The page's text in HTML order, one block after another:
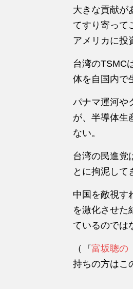
大きな貢献が
てすり寄って
アメリカに投
台湾のTSMC
体を自国内で
パナマ運河や
が、半導体生
ない。
台湾の民進党
とに拘泥して
中国を敵視す
を激化させた
ているのでは
（『富坂聰の
持ちの方はこ